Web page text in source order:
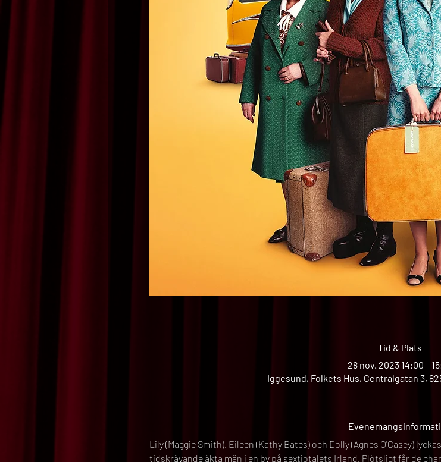
Tid & Plats
28 nov. 2023 14:00 –
Iggesund, Folkets Hus, Centralgatan 3,
Lily (Maggie Smith), Eileen (Kathy Bates) och Dolly (Agnes O'Casey)
tidskrävande äkta män i en by på sextiotalets Irland. Plötsligt får de